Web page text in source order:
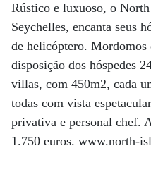
Rústico e luxuoso, o
Seychelles, encanta seus
de helicóptero.
disposição dos hóspedes
villas, com 450m2, cada
todas com vista
privativa e personal chef.
1.750 euros. www.north-